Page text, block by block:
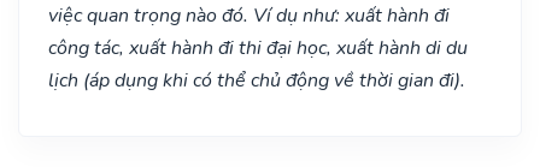
việc quan trọng nào đó. Ví dụ như: xuất hành đi
công tác, xuất hành đi thi đại học, xuất hành di du
lịch (áp dụng khi có thể chủ động về thời gian đi).